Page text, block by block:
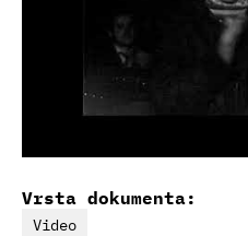
Vrsta dokumenta:
Video